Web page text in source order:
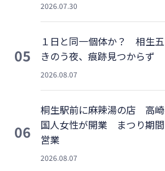
2026.07.30
05
１日と同一個体か？ 相生
きのう夜、痕跡見つからず
2026.08.07
06
桐生駅前に麻辣湯の店 高
国人女性が開業 まつり期
営業
2026.08.07